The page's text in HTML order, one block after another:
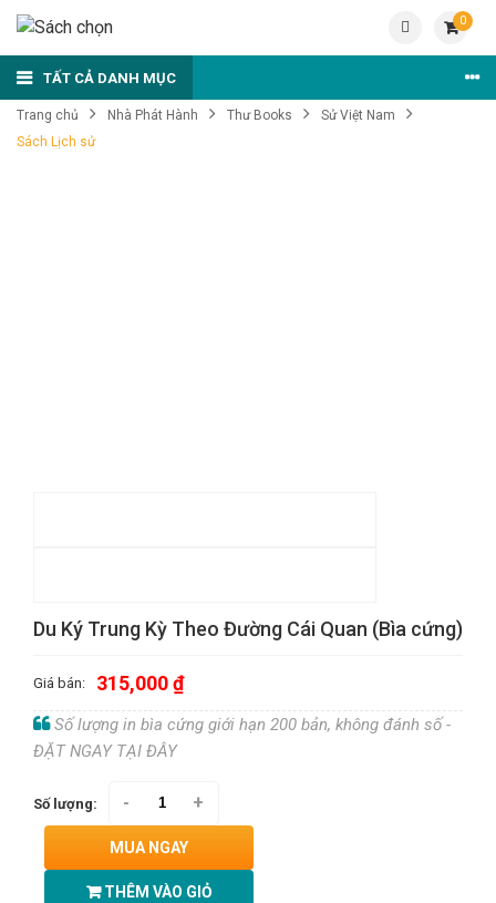
0
TẤT CẢ DANH MỤC
Trang chủ Nhà Phát Hành Thư Books
Sử Việt Nam
Sách Lịch sử
Du Ký Trung Kỳ Theo Đường Cái Quan (Bìa cứng)
Giá bán: 315,000 ₫
Số lượng in bìa cứng giới hạn 200 bản, không đánh số -
ĐẶT NGAY TẠI ĐÂY
Số lượng: - +
MUA NGAY
THÊM VÀO GIỎ